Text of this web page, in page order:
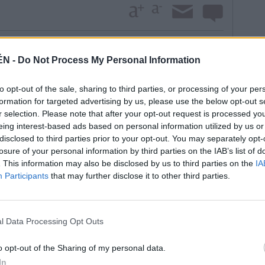
- Do Not Process My Personal Information
opt-out of the sale, sharing to third parties, or processing of your
for targeted advertising by us, please use the below opt-out
selection. Please note that after your opt-out request is processed
interest-based ads based on personal information utilized by us
to third parties prior to your opt-out. You may separately
of your personal information by third parties on the IAB’s list of
This information may also be disclosed by us to third parties on the
Participants that may further disclose it to other third parties.
Data Processing Opt Outs
opt-out of the Sharing of my personal data.
son el meta Josant, Rodri y Jorge, los
como David Gámiz y Juanfran, ambos del Loja.
continuidad del portero Lopito, los defensas
Corpas, Javi Quesada y Vicente, que se unen a
Rus y Ángel. Causan baja en el club Vitu, Vilaseca
espera de conocer el futuro de Fran Carles, Raya
Siscu y Corbacho, los futbolistas cuyas
Linares ha realizado una importante apuesta de
sub-23 con una vinculación contractual de,
la pretemporada con el primer equipo el
decidirá si forman parte de la plantilla de
temporada a equipos de Tercera División o
el extremo derecho del Atlético Porcuna
su cesión al Ciudad de Torredonjimeno;